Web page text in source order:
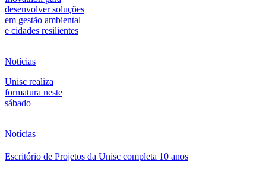
desenvolver soluções
em gestão ambiental
e cidades resilientes
Notícias
Unisc realiza
formatura neste
sábado
Notícias
Escritório de Projetos da Unisc completa 10 anos